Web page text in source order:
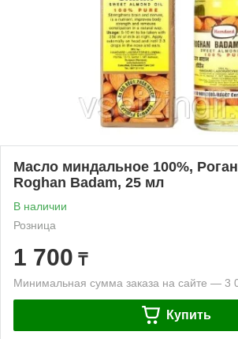
Масло миндальное 100%,
Roghan Badam, 25 мл
В наличии
Розница
1 700 ₸
Минимальная сумма заказа на сайте — 3
Купить